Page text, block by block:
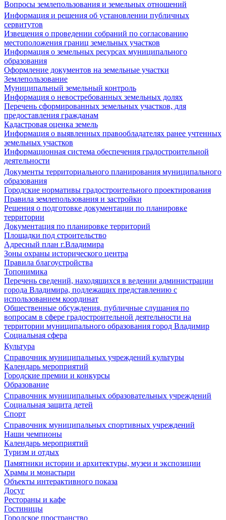
Вопросы землепользования и земельных отношений
Информация и решения об установлении публичных
сервитутов
Извещения о проведении собраний по согласованию
местоположения границ земельных участков
Информация о земельных ресурсах муниципального
образования
Оформление документов на земельные участки
Землепользование
Муниципальный земельный контроль
Информация о невостребованных земельных долях
Перечень сформированных земельных участков, для
предоставления гражданам
Кадастровая оценка земель
Информация о выявленных правообладателях ранее учтенных
земельных участков
Информационная система обеспечения градостроительной
деятельности
Документы территориального планирования муниципального
образования
Городские нормативы градостроительного проектирования
Правила землепользования и застройки
Решения о подготовке документации по планировке
территории
Документация по планировке территорий
Площадки под строительство
Адресный план г.Владимира
Зоны охраны исторического центра
Правила благоустройства
Топонимика
Перечень сведений, находящихся в ведении администрации
города Владимира, подлежащих представлению с
использованием координат
Общественные обсуждения, публичные слушания по
вопросам в сфере градостроительной деятельности на
территории муниципального образования город Владимир
Социальная сфера
Культура
Справочник муниципальных учреждений культуры
Календарь мероприятий
Городские премии и конкурсы
Образование
Справочник муниципальных образовательных учреждений
Социальная защита детей
Спорт
Справочник муниципальных спортивных учреждений
Наши чемпионы
Календарь мероприятий
Туризм и отдых
Памятники истории и архитектуры, музеи и экспозиции
Храмы и монастыри
Объекты интерактивного показа
Досуг
Рестораны и кафе
Гостиницы
Городское пространство